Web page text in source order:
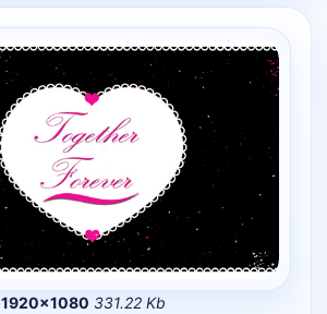
1920×1080 331.22 Kb